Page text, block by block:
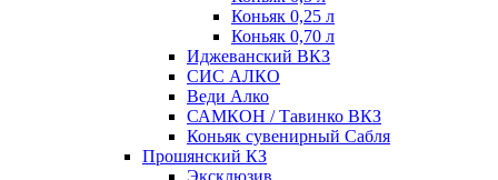
Коньяк 0,25 л
Коньяк 0,70 л
Иджеванский ВКЗ
СИС АЛКО
Веди Алко
САМКОН / Тавинко ВКЗ
Коньяк сувенирный Сабля
Прошянский КЗ
Эксклюзив